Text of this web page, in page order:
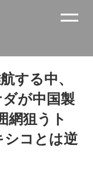
する中、
が中国製
網狙うト
コとは逆